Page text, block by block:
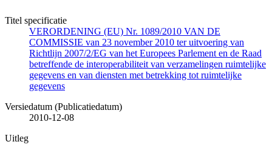
Titel specificatie
VERORDENING (EU) Nr. 1089/2010 VAN DE
COMMISSIE van 23 november 2010 ter uitvoering van
Richtlijn 2007/2/EG van het Europees Parlement en de Raad
betreffende de interoperabiliteit van verzamelingen ruimtelijke
gegevens en van diensten met betrekking tot ruimtelijke
gegevens
Versiedatum (Publicatiedatum)
2010-12-08
Uitleg